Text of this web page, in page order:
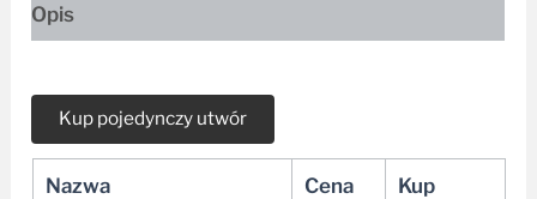
Opis
Nazwa Cena Kup